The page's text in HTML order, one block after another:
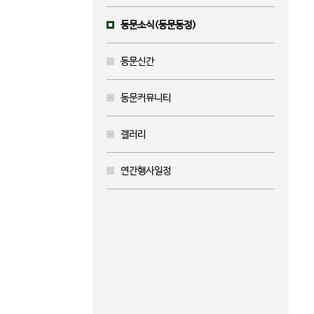
동문소식(동문동정)
동문신간
동문커뮤니티
갤러리
연간행사일정